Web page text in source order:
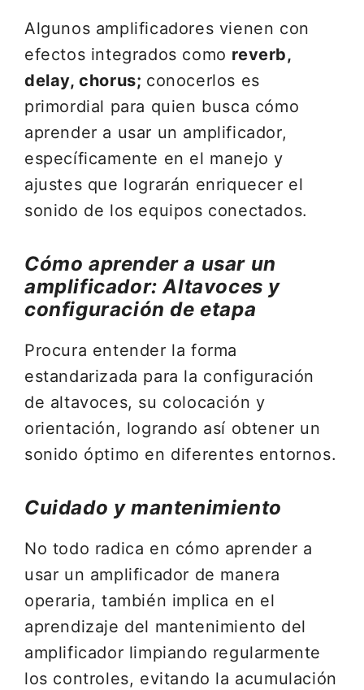
Algunos amplificadores vienen con
efectos integrados como reverb,
delay, chorus; conocerlos es
primordial para quien busca cómo
aprender a usar un amplificador,
específicamente en el manejo y
ajustes que lograrán enriquecer el
sonido de los equipos conectados.
Cómo aprender a usar un
amplificador: Altavoces y
configuración de etapa
Procura entender la forma
estandarizada para la configuración
de altavoces, su colocación y
orientación, logrando así obtener un
sonido óptimo en diferentes entornos.
Cuidado y mantenimiento
No todo radica en cómo aprender a
usar un amplificador de manera
operaria, también implica en el
aprendizaje del mantenimiento del
amplificador limpiando regularmente
los controles, evitando la acumulación